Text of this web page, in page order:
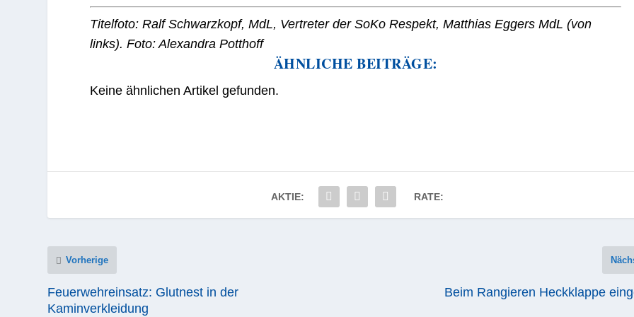
Titelfoto:Ralf Schwarzkopf, MdL, Vertreter der SoKo Respekt, Matthias Eggers MdL (von
links). Foto: Alexandra Potthoff
ÄHNLICHE BEITRÄGE:
Keine ähnlichen Artikel gefunden.
AKTIE: RATE:
Vorherige
Feuerwehreinsatz: Glutnest in der
Kaminverkleidung
Beim Rangieren Heckklappe